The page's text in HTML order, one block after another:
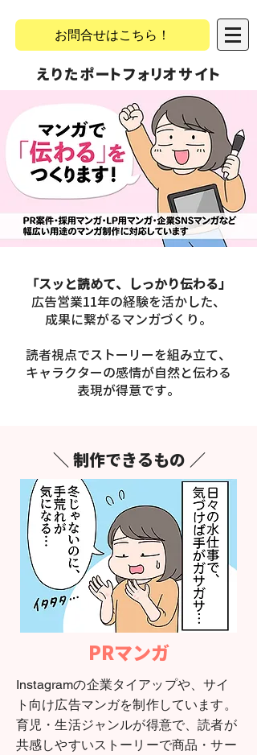
お問合せはこちら！
​えりたポートフォリオサイト
「スッと読めて、しっかり伝わる」
広告営業11年の経験を活かした、
成果に繋がるマンガづくり。
読者視点でストーリーを組み立て、
キャラクターの感情が自然と伝わる
表現が得意です。
＼ 制作できるもの ／
PRマンガ
Instagramの企業タイアップや、サイ
ト向け広告マンガを制作しています。
育児・生活ジャンルが得意で、読者が
共感しやすいストーリーで商品・サー